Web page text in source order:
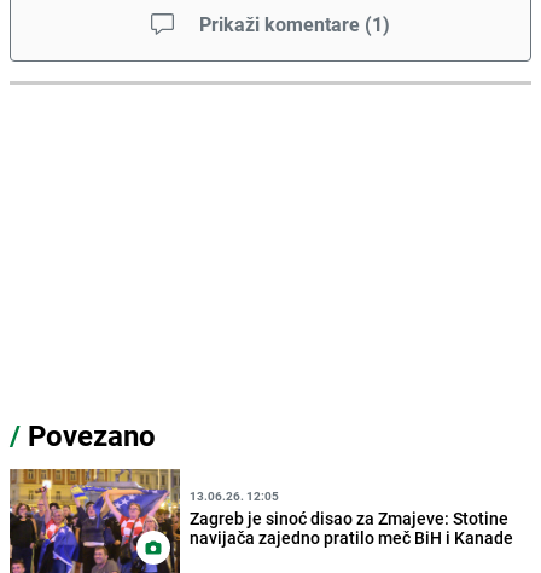
Prikaži komentare (1)
/ Povezano
13.06.26. 12:05
Zagreb je sinoć disao za Zmajeve: Stotine
navijača zajedno pratilo meč BiH i Kanade